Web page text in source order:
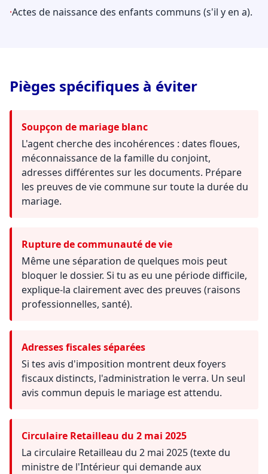
·Actes de naissance des enfants communs (s'il y en a).
Pièges spécifiques à éviter
Soupçon de mariage blanc
L'agent cherche des incohérences : dates floues,
méconnaissance de la famille du conjoint,
adresses différentes sur les documents. Prépare
les preuves de vie commune sur toute la durée du
mariage.
Rupture de communauté de vie
Même une séparation de quelques mois peut
bloquer le dossier. Si tu as eu une période difficile,
explique-la clairement avec des preuves (raisons
professionnelles, santé).
Adresses fiscales séparées
Si tes avis d'imposition montrent deux foyers
fiscaux distincts, l'administration le verra. Un seul
avis commun depuis le mariage est attendu.
Circulaire Retailleau du 2 mai 2025
La circulaire Retailleau du 2 mai 2025 (texte du
ministre de l'Intérieur qui demande aux